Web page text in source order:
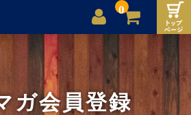
0
店舗案内
ご利用案内
ガ会員登録